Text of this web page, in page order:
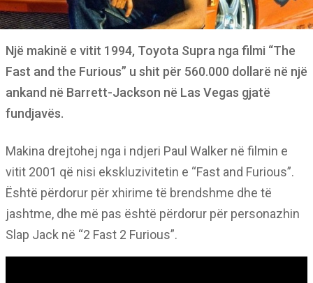
Një makinë e vitit 1994, Toyota Supra nga filmi “The
Fast and the Furious” u shit për 560.000 dollarë në një
ankand në Barrett-Jackson në Las Vegas gjatë
fundjavës.
Makina drejtohej nga i ndjeri Paul Walker në filmin e
vitit 2001 që nisi ekskluzivitetin e “Fast and Furious”.
Është përdorur për xhirime të brendshme dhe të
jashtme, dhe më pas është përdorur për personazhin
Slap Jack në “2 Fast 2 Furious”.